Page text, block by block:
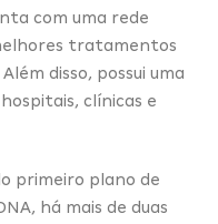
com uma rede
tratamentos
disso, possui uma
clínicas e
primeiro plano de
há mais de duas